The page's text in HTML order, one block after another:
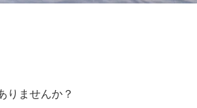
りませんか？